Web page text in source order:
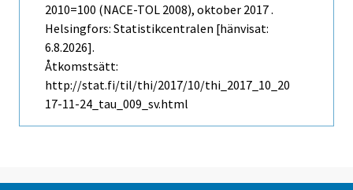
2010=100 (NACE-TOL 2008), oktober 2017 .
Helsingfors: Statistikcentralen [hänvisat:
6.8.2026].
Åtkomstsätt:
http://stat.fi/til/thi/2017/10/thi_2017_10_20
17-11-24_tau_009_sv.html